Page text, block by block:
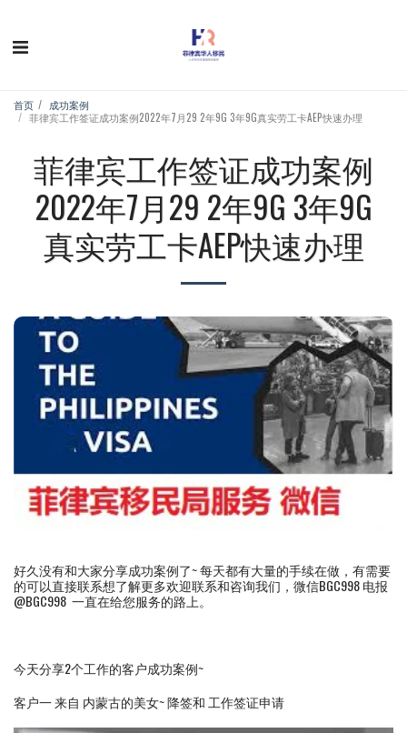
首页
成功案例
菲律宾工作签证成功案例2022年7月29 2年9G 3年9G真实劳工卡AEP快速办理
菲律宾工作签证成功案例
2022年7月29 2年9G 3年9G
真实劳工卡AEP快速办理
好久没有和大家分享成功案例了~ 每天都有大量的手续在做，有需要
的可以直接联系想了解更多欢迎联系和咨询我们，微信BGC998 电报
@BGC998 一直在给您服务的路上。
今天分享2个工作的客户成功案例~
客户一 来自 内蒙古的美女~ 降签和 工作签证申请